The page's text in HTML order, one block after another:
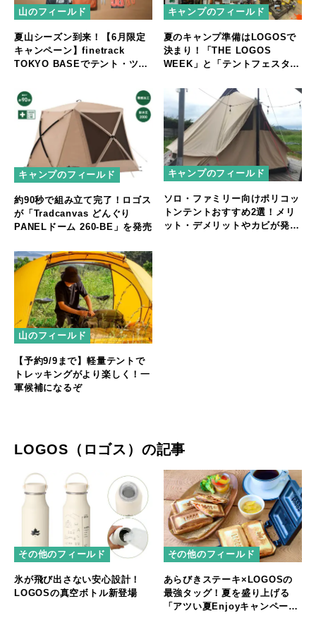
山のフィールド
夏山シーズン到来！【6月限定
キャンペーン】finetrack
TOKYO BASEでテント・ツエ
い”プレゼントを進呈
キャンプのフィールド
夏のキャンプ準備はLOGOSで
決まり！「THE LOGOS
WEEK」と「テントフェスタ」
キャンプのフィールド
約90秒で組み立て完了！ロゴス
が「Tradcanvas どんぐり
PANELドーム 260-BE」を発売
キャンプのフィールド
ソロ・ファミリー向けポリコッ
トンテントおすすめ2選！メリ
ット・デメリットやカビが発生
山のフィールド
【予約9/9まで】軽量テントで
トレッキングがより楽しく！一
軍候補になるぞ
LOGOS（ロゴス）の記事
その他のフィールド
氷が飛び出さない安心設計！
LOGOSの真空ボトル新登場
その他のフィールド
あらびきステーキ×LOGOSの
最強タッグ！夏を盛り上げる
「アツい夏Enjoyキャンペー